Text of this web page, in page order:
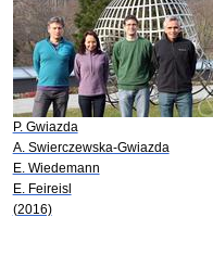
P. Gwiazda
A. Swierczewska-Gwiazda
E. Wiedemann
E. Feireisl
(2016)